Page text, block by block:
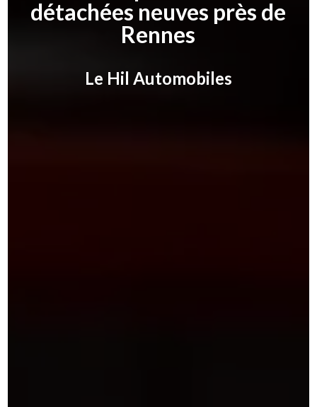
détachées neuves près de
Rennes
Le Hil Automobiles